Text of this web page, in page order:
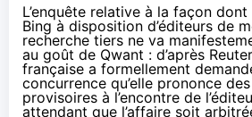
L’enquête relative à la façon
Bing à disposition d’éditeurs de
recherche tiers ne va
au goût de Qwant : d’après
française a formellement
concurrence qu’elle prononce
provisoires à l’encontre de
attendant que l’affaire soit